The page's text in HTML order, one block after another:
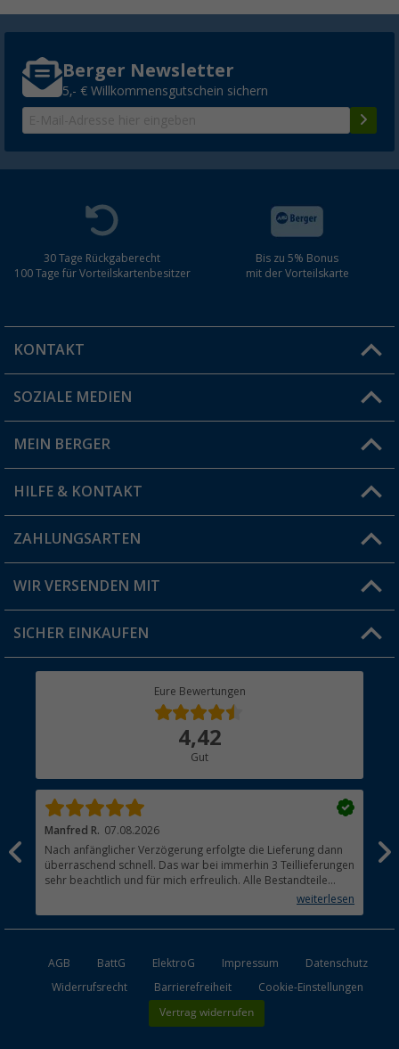
Berger Newsletter
5,- € Willkommensgutschein sichern
30 Tage Rückgaberecht
100 Tage für Vorteilskartenbesitzer
Bis zu 5% Bonus
mit der Vorteilskarte
KONTAKT
Du hast eine Frage?
Filiale finden
SOZIALE MEDIEN
MEIN BERGER
Vorteilskarte
Blog
Jobs & Karriere
HILFE & KONTAKT
FAQ & Kontakt
Versandinformationen
Rücksendung
ZAHLUNGSARTEN
WIR VERSENDEN MIT
SICHER EINKAUFEN
Eure Bewertungen
4,42
Gut
Manfred R. 07.08.2026
Nach anfänglicher Verzögerung erfolgte die Lieferung dann
überraschend schnell. Das war bei immerhin 3 Teillieferungen
sehr beachtlich und für mich erfreulich. Alle Bestandteile
waren gut verpackt und in Ordnung. Das Gerät (Gasgrill)weiterlesen
AGB BattG ElektroG Impressum
Datenschutz
Widerrufsrecht
Barrierefreiheit Cookie-Einstellungen
Vertrag widerrufen